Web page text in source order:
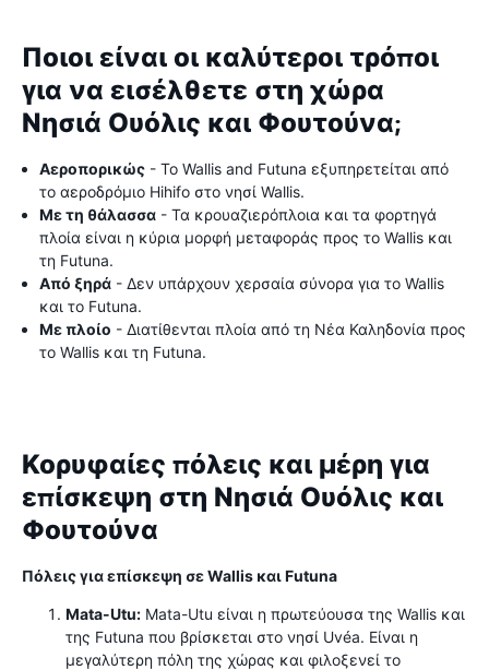
Ποιοι είναι οι καλύτεροι τρόποι
για να εισέλθετε στη χώρα
Νησιά Ουόλις και Φουτούνα;
Αεροπορικώς - Το Wallis and Futuna εξυπηρετείται από
το αεροδρόμιο Hihifo στο νησί Wallis.
Με τη θάλασσα - Τα κρουαζιερόπλοια και τα φορτηγά
πλοία είναι η κύρια μορφή μεταφοράς προς το Wallis και
τη Futuna.
Από ξηρά - Δεν υπάρχουν χερσαία σύνορα για το Wallis
και το Futuna.
Με πλοίο - Διατίθενται πλοία από τη Νέα Καληδονία προς
το Wallis και τη Futuna.
Κορυφαίες πόλεις και μέρη για
επίσκεψη στη Νησιά Ουόλις και
Φουτούνα
Πόλεις για επίσκεψη σε Wallis και Futuna
Mata-Utu: Mata-Utu είναι η πρωτεύουσα της Wallis και
της Futuna που βρίσκεται στο νησί Uvéa. Είναι η
μεγαλύτερη πόλη της χώρας και φιλοξενεί το